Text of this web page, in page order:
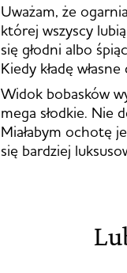
Uważam, że
której wszyscy
się głodni albo
Kiedy kładę
Widok bobasków
mega słodkie. Nie
Miałabym ochotę
się bardziej